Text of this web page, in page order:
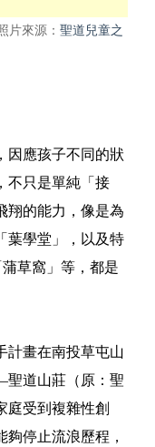
片來源： 聖道兒童之
因應孩子不同的狀
不只是單純「接
翔的能力，像是為
葉學堂」，以及特
草窩」等，都是
計畫在南投草屯山
聖道山莊（原：聖
庭受到複雜性創
停止流浪歷程，